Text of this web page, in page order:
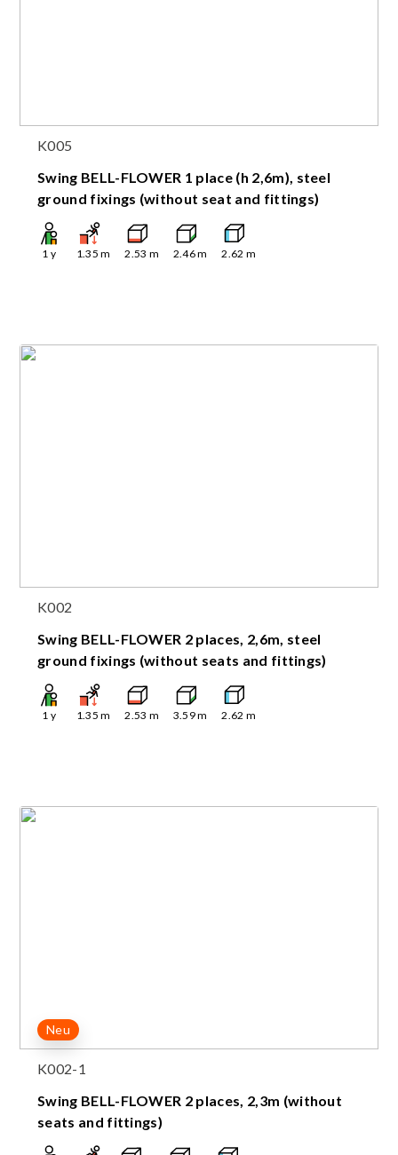
K005
Swing BELL-FLOWER 1 place (h 2,6m), steel
ground fixings (without seat and fittings)
1 y 1.35 m 2.53 m 2.46m 2.62 m
K002
Swing BELL-FLOWER 2 places, 2,6m, steel
ground fixings (without seats and fittings)
1 y 1.35 m 2.53 m 3.59m 2.62 m
Neu
K002-1
Swing BELL-FLOWER 2 places, 2,3m (without
seats and fittings)